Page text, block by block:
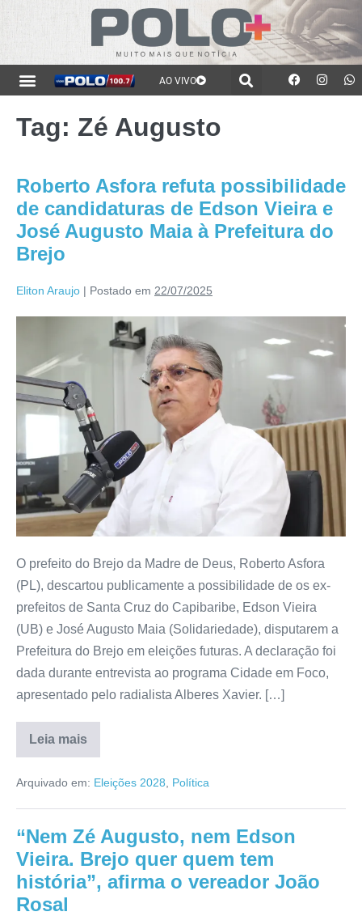
AO VIVO
Tag: Zé Augusto
Roberto Asfora refuta possibilidade
de candidaturas de Edson Vieira e
José Augusto Maia à Prefeitura do
Brejo
Eliton Araujo | Postado em 22/07/2025
O prefeito do Brejo da Madre de Deus, Roberto Asfora
(PL), descartou publicamente a possibilidade de os ex-
prefeitos de Santa Cruz do Capibaribe, Edson Vieira
(UB) e José Augusto Maia (Solidariedade), disputarem a
Prefeitura do Brejo em eleições futuras. A declaração foi
dada durante entrevista ao programa Cidade em Foco,
apresentado pelo radialista Alberes Xavier. […]
Leia mais
Arquivado em: Eleições 2028 Política
“Nem Zé Augusto, nem Edson
Vieira. Brejo quer quem tem
história”, afirma o vereador João
Rosal